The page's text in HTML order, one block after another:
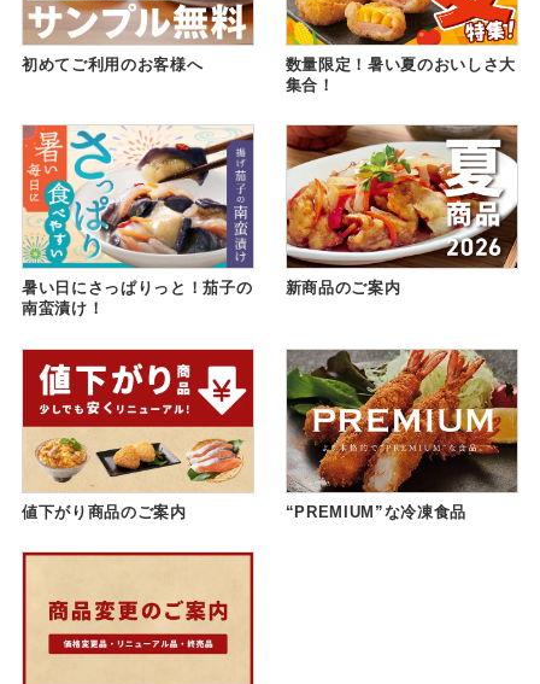
初めてご利用のお客様へ
数量限定！暑い夏のおいしさ大
集合！
暑い日にさっぱりっと！茄子の
南蛮漬け！
新商品のご案内
値下がり商品のご案内 “PREMIUM”な冷凍食品